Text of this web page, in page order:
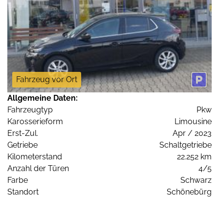
Fahrzeug vor Ort
Allgemeine Daten:
Fahrzeugtyp
Pkw
Karosserieform
Limousine
Erst-Zul.
Apr / 2023
Getriebe
Schaltgetriebe
Kilometerstand
22.252 km
Anzahl der Türen
4/5
Farbe
Schwarz
Standort
Schönebürg